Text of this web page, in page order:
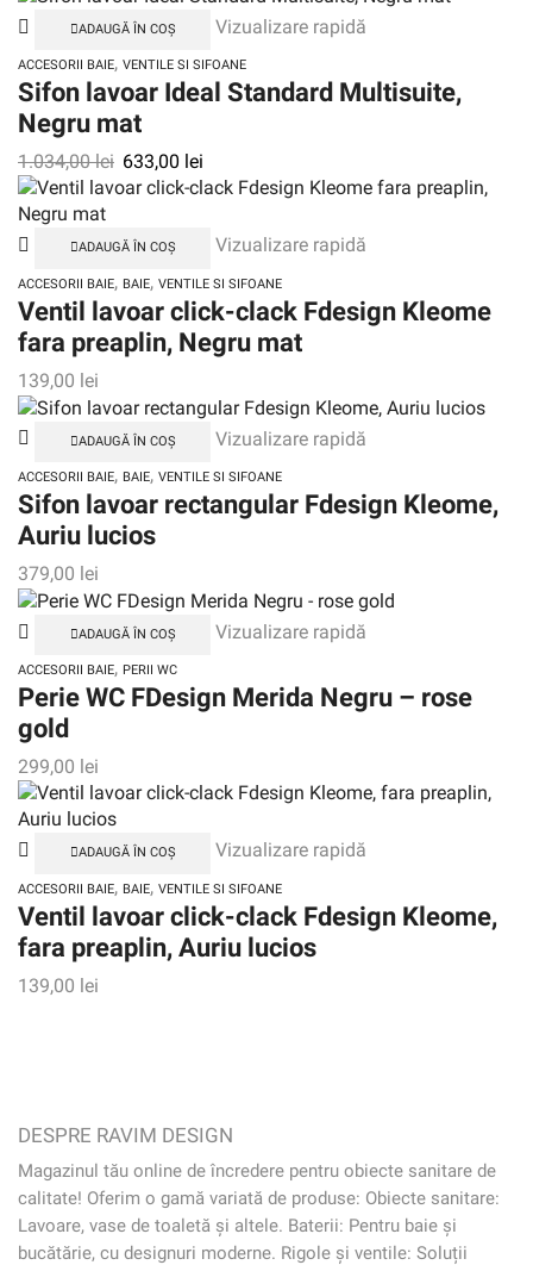
ADAUGĂ ÎN COȘ Vizualizare rapidă
ACCESORII BAIE, VENTILE SI SIFOANE
Sifon lavoar Ideal Standard Multisuite,
Negru mat
1.034,00lei 633,00 lei
ADAUGĂ ÎN COȘ Vizualizare rapidă
ACCESORII BAIE, BAIE, VENTILE SI SIFOANE
Ventil lavoar click-clack Fdesign Kleome
fara preaplin, Negru mat
139,00 lei
ADAUGĂ ÎN COȘ Vizualizare rapidă
ACCESORII BAIE, BAIE, VENTILE SI SIFOANE
Sifon lavoar rectangular Fdesign Kleome,
Auriu lucios
379,00 lei
ADAUGĂ ÎN COȘ Vizualizare rapidă
ACCESORII BAIE, PERII WC
Perie WC FDesign Merida Negru – rose
gold
299,00 lei
ADAUGĂ ÎN COȘ Vizualizare rapidă
ACCESORII BAIE, BAIE, VENTILE SI SIFOANE
Ventil lavoar click-clack Fdesign Kleome,
fara preaplin, Auriu lucios
139,00 lei
DESPRE RAVIM DESIGN
Magazinul tău online de încredere pentru obiecte sanitare de
calitate! Oferim o gamă variată de produse: Obiecte sanitare:
Lavoare, vase de toaletă și altele. Baterii: Pentru baie și
bucătărie, cu designuri moderne. Rigole și ventile: Soluții